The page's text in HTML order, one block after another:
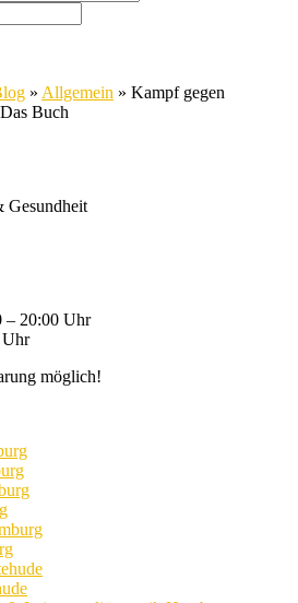
» Allgemein » Kampf gegen
Buch
Gesundheit
– 20:00 Uhr
Uhr
möglich!